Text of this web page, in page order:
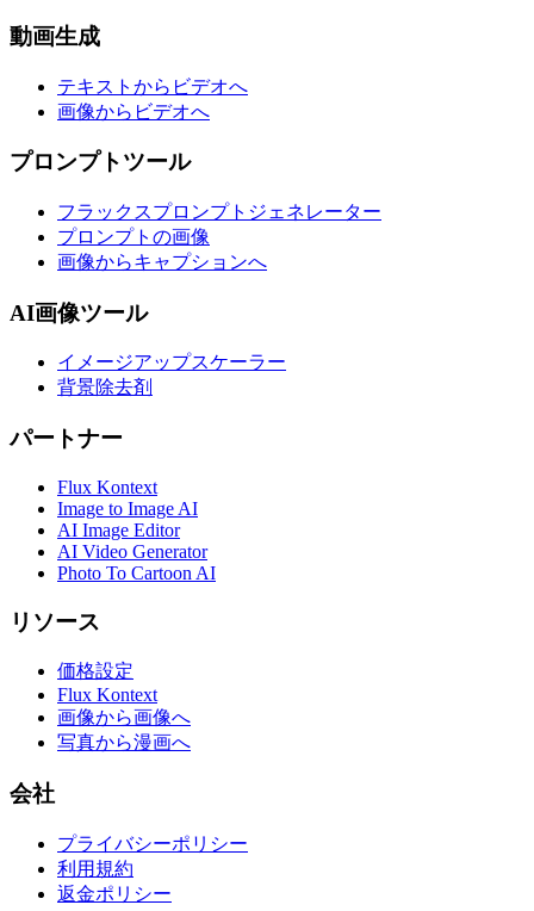
動画生成
テキストからビデオへ
画像からビデオへ
プロンプトツール
フラックスプロンプトジェネレーター
プロンプトの画像
画像からキャプションへ
AI画像ツール
イメージアップスケーラー
背景除去剤
パートナー
Flux Kontext
Image to Image AI
AI Image Editor
AI Video Generator
Photo To Cartoon AI
リソース
価格設定
Flux Kontext
画像から画像へ
写真から漫画へ
会社
プライバシーポリシー
利用規約
返金ポリシー